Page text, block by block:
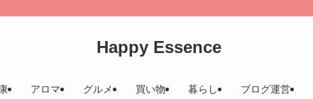
Happy Essence
アロマ グルメ 買い物 暮らし ブログ運営